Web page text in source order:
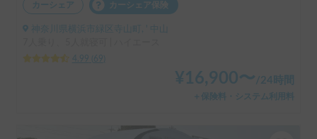
カーシェア カーシェア保険
神奈川県横浜市緑区寺山町, ' 中山
4.99
69
¥ 16,900〜/24時間
＋保険料・システム利用料